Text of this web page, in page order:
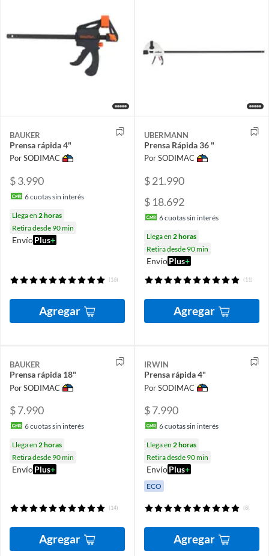
BAUKER
Prensa rápida 4"
Por SODIMAC
$ 3.990
6cuotas sin interés
Llega en 2 horas
Retira desde 90 min
EnvíoPlus+
(16)
Agregar
UBERMANN
Prensa Rápida 36 "
Por SODIMAC
$ 21.990
$ 18.692
6cuotas sin interés
Llega en 2 horas
Retira desde 90 min
EnvíoPlus+
(11)
Agregar
BAUKER
Prensa rápida 18"
Por SODIMAC
$ 7.990
6cuotas sin interés
Llega en 2 horas
Retira desde 90 min
EnvíoPlus+
(14)
Agregar
IRWIN
Prensa rápida 4"
Por SODIMAC
$ 7.990
6cuotas sin interés
Llega en 2 horas
Retira desde 90 min
EnvíoPlus+
ECO
(8)
Agregar